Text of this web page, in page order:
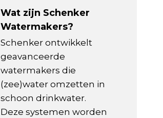
Wat zijn Schenker
Watermakers?
Schenker ontwikkelt
geavanceerde
watermakers die
(zee)water omzetten in
schoon drinkwater.
Deze systemen worden